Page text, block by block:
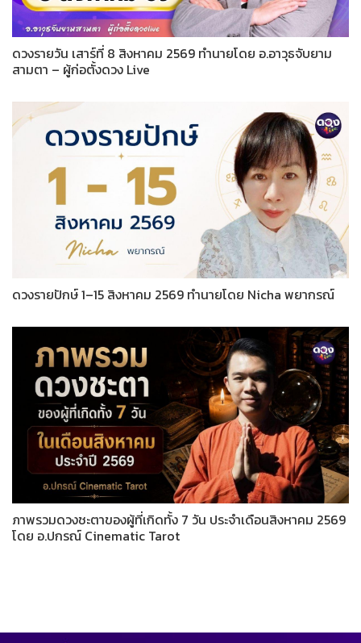
ดวงรายวัน เสาร์ที่ 8 สิงหาคม 2569 ทำนายโดย อ.อาวุธจับยาม
สามตา – ผู้ก่อตั้งดวง Live
ดวงรายปักษ์ 1–15 สิงหาคม 2569 ทำนายโดย Nicha พยากรณ์
ภาพรวมดวงชะตาของผู้ที่เกิดทั้ง 7 วัน ประจำเดือนสิงหาคม 2569
โดย อ.ปกรณ์ Cinematic Tarot